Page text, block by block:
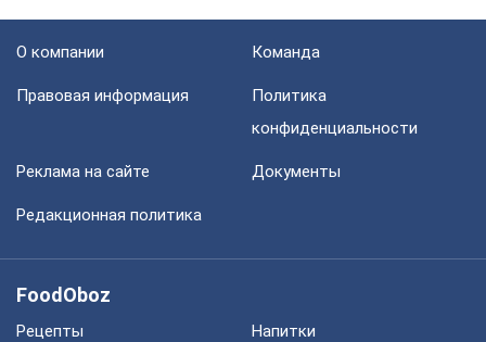
О компании Команда
Правовая информация
Политика
конфиденциальности
Реклама на сайте Документы
Редакционная политика
FoodOboz
Рецепты
Напитки